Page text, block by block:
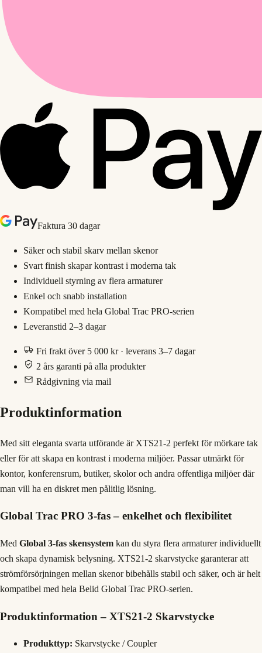
Faktura 30 dagar
Säker och stabil skarv mellan skenor
Svart finish skapar kontrast i moderna tak
Individuell styrning av flera armaturer
Enkel och snabb installation
Kompatibel med hela Global Trac PRO-serien
Leveranstid 2–3 dagar
Fri frakt över 5 000 kr · leverans 3–7 dagar
2 års garanti på alla produkter
Rådgivning via mail
Produktinformation
Med sitt eleganta svarta utförande är XTS21-2 perfekt för mörkare tak
eller för att skapa en kontrast i moderna miljöer. Passar utmärkt för
kontor, konferensrum, butiker, skolor och andra offentliga miljöer där
man vill ha en diskret men pålitlig lösning.
Global Trac PRO 3-fas – enkelhet och flexibilitet
Med Global 3-fas skensystem kan du styra flera armaturer individuellt
och skapa dynamisk belysning. XTS21-2 skarvstycke garanterar att
strömförsörjningen mellan skenor bibehålls stabil och säker, och är helt
kompatibel med hela Belid Global Trac PRO-serien.
Produktinformation – XTS21-2 Skarvstycke
Produkttyp: Skarvstycke / Coupler